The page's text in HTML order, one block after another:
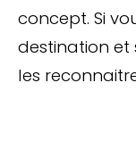
concept. Si
destination et
les